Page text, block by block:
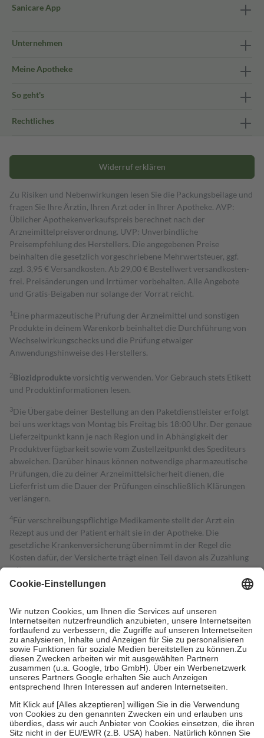
Sanicare App
Unternehmen
Meine Apotheke
So geht's
Rechtliches
Widerruf erklären
Zu Risiken und Nebenwirkungen lesen Sie die Packungsbeilage und
fragen Sie Ihre Ärztin, Ihren Arzt oder in Ihrer Apotheke. AVP:
Üblicher Apothekenverkaufspreis berechnet nach der
Arzneimittelpreisverordnung. UVP: Unverbindliche
Preisempfehlung des Herstellers. Die angegebenen Preise
beinhalten die gesetzlich vorgeschriebene Mehrwertsteuer, ggf.
zzgl. 3,95 € Versandkosten. Ab 29,00 € Bestell­wert versand­kosten­
frei. Preisänderungen und Irrtümer vorbehalten. Alle Angebote
und Gratis-Beigaben nur solange der Vorrat reicht.
1 Eine pharmazeutische Prüfung der Arzneimittel und sonstigen
Produkte in deinem Warenkorb beinhaltet die Durchführung von
Wechselwirkungschecks und die Prüfung etwaiger
Anwendungshinweise des Herstellers.
2Biozidproduktevorsichtig verwenden. Vor Gebrauch stets Etikett
und Produktinformationen lesen.
3Die Übergabe deiner Bestellung an den Paketdienstleister erfolgt
bei uns werktags von Montag bis Freitag bis 18:00 Uhr. Der genaue
Lieferzeitpunkt kann je nach Region und in Abhängigkeit der
Produktverfügbarkeit sowie vom Zustellzeitpunkt des Spediteurs
abweichen. Darüber hinaus können notwendige pharmazeutische
Prüfungen, die zu deiner Arzneimittelsicherheit dienen, die
Lieferfrist um die Dauer der Prüfungen einschließlich Klärungen
verlängern.
4Für verschreibungspflichtige Medikamente stellt der Arzt ein
Rezept aus und der Patient erhält sie in der Apotheke. Die
gesetzliche Krankenversicherung übernimmt in der Regel die
Kosten dafür, der Versicherte trägt einen Teil davon als Zuzahlung
mit.
Grundsätzlich leisten Mitglieder Zuzahlungen in Höhe von zehn
höchstens zehn Euro.
Es sind jedoch nie mehr als die tatsächlichen
Kosten der Leistung zu entrichten.
Diese Regeln gelten grundsätzlich auch für Online-Apotheken.
Bei Heilmitteln und häuslicher Krankenpflege beträgt die
Zuzahlung zehn Prozent der Kosten sowie zehn Euro je
Verordnung.
Um das Engagement der Versicherten für ihre eigene Gesundheit zu
stärken und die besondere Stellung der Familie zu unterstützen,
fallenkeine Zuzahlungenan bei:
• Kindern und Jugendlichen bis zum vollendeten 18. Lebensjahr
mit Ausnahme der Fahrkosten